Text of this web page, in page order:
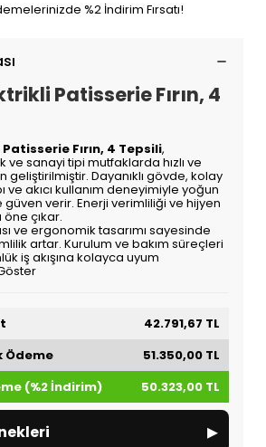
%2 İndirim Fırsatı!
Patisserie Fırın, 4
Fırın, 4 Tepsili,
sanayi tipi mutfaklarda hızlı ve
geliştirilmiştir. Dayanıklı gövde, kolay
ve akıcı kullanım deneyimiyle yoğun
verir. Enerji verimliliği ve hijyen
öne çıkar.
ve ergonomik tasarımı sayesinde
artar. Kurulum ve bakım süreçleri
iş akışına kolayca uyum
42.791,67 TL
Ödeme
51.350,00 TL
(%2 İndirim)
50.323,00 TL
▸